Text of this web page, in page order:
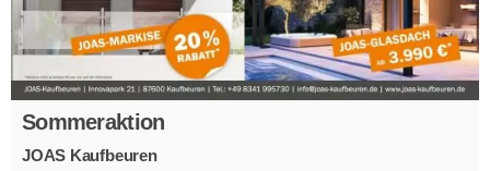
Sommeraktion
JOAS Kaufbeuren